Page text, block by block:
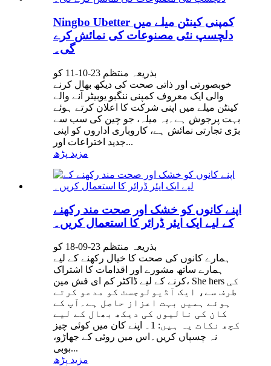
Ningbo Ubetter کمپنی کینٹن میلے میں
دلچسپ نئی مصنوعات کی نمائش کرے
گی۔
بذریعہ منتظم 23-10-11 کو
خوبصورتی اور ذاتی صحت کی دیکھ بھال کرنے
والی ایک معروف کمپنی ننگبو یوبیٹر آنے والے
کینٹن میلے میں اپنی شرکت کا اعلان کرتے ہوئے
بہت پرجوش ہے۔یہ میلہ، جو چین کی سب سے
بڑی تجارتی نمائش ہے، کاروباری اداروں کو اپنی
جدید اختراعات اور...
مزید پڑھ
اپنے کانوں کو خشک اور صحت مند رکھنے
کے لیے ایک ایئر ڈرائر کا استعمال کریں۔
بذریعہ منتظم 23-09-18 کو
ہمارے کانوں کی صحت کا خیال رکھنے کے لیے
ہمارے ساتھ مشورے اور اقدامات کا اشتراک
کرنے کے لیے ڈاکٹر کم ای فش مین، She hers کی
طرف سے، ایک آڈیولوجسٹ کو مدعو کرتے
ہوئے ہمیں بہت اعزاز حاصل ہے۔آپ کے
کان کی نالیوں کی دیکھ بھال کے لیے
کچھ نکات یہ ہیں: 1۔ اپنے کان میں کوئی چیز
نہ چسپاں کریں۔اس میں روئی کے جھاڑو،
بوبی...
مزید پڑھ